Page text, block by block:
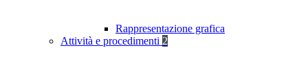
Rappresentazione grafica
Attività e procedimenti 2